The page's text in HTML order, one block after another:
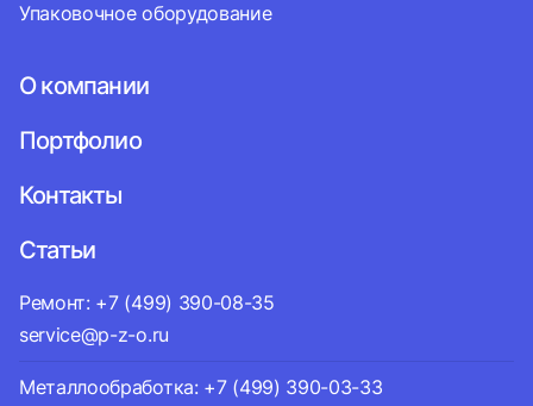
Упаковочное оборудование
О компании
Портфолио
Контакты
Статьи
Ремонт: +7 (499) 390-08-35
service@p-z-o.ru
Металлообработка: +7 (499) 390-03-33